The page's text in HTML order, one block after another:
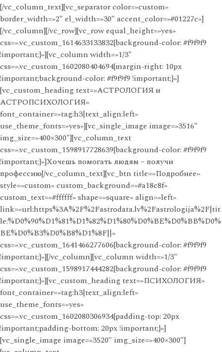
[/vc_column_text][vc_separator color=»custom»
border_width=»2″ el_width=»30″ accent_color=»#01227c»]
[/vc_column][/vc_row][vc_row equal_height=»yes»
css=».vc_custom_1614633133832{background-color: #f9f9f9
!important;}»][vc_column width=»1/3″
css=».vc_custom_1602080404694{margin-right: 10px
!important;background-color: #f9f9f9 !important;}»]
[vc_custom_heading text=»АСТРОЛОГИЯ и
АСТРОПСИХОЛОГИЯ»
font_container=»tag:h3|text_align:left»
use_theme_fonts=»yes»][vc_single_image image=»3516″
img_size=»400×300″][vc_column_text
css=».vc_custom_1598917728639{background-color: #f9f9f9
!important;}»]Хочешь помогать людям – получи
профессию[/vc_column_text][vc_btn title=»Подробнее»
style=»custom» custom_background=»#a18c8f»
custom_text=»#ffffff» shape=»square» align=»left»
link=»url:https%3A%2F%2Fastrodata.lv%2Fastrologija%2F|tit
le:%D0%90%D1%81%D1%82%D1%80%D0%BE%D0%BB%D0%
BE%D0%B3%D0%B8%D1%8F||»
css=».vc_custom_1641466277606{background-color: #f9f9f9
!important;}»][/vc_column][vc_column width=»1/3″
css=».vc_custom_1598917444282{background-color: #f9f9f9
!important;}»][vc_custom_heading text=»ПСИХОЛОГИЯ»
font_container=»tag:h3|text_align:left»
use_theme_fonts=»yes»
css=».vc_custom_1602080306934{padding-top: 20px
!important;padding-bottom: 20px !important;}»]
[vc_single_image image=»3520″ img_size=»400×300″]